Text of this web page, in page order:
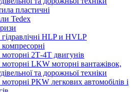
пластичні
Tedex
HLP и HVLP
2Т-4Т двигунів
LKW моторні вантажівок,
та дорожньої техніки
PKW легкових автомобілів і